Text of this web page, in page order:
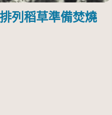
列稻草準備焚燒